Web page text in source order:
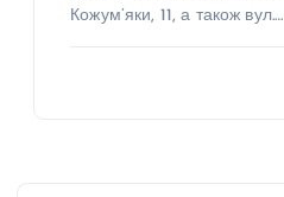
Кожум’яки, 11, а також вул.…